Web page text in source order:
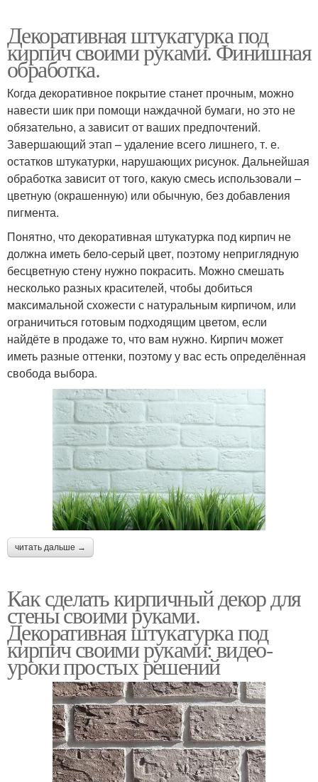
Декоративная штукатурка под
кирпич своими руками. Финишная
обработка.
Когда декоративное покрытие станет прочным, можно
навести шик при помощи наждачной бумаги, но это не
обязательно, а зависит от ваших предпочтений.
Завершающий этап – удаление всего лишнего, т. е.
остатков штукатурки, нарушающих рисунок. Дальнейшая
обработка зависит от того, какую смесь использовали –
цветную (окрашенную) или обычную, без добавления
пигмента.
Понятно, что декоративная штукатурка под кирпич не
должна иметь бело-серый цвет, поэтому неприглядную
бесцветную стену нужно покрасить. Можно смешать
несколько разных красителей, чтобы добиться
максимальной схожести с натуральным кирпичом, или
ограничиться готовым подходящим цветом, если
найдёте в продаже то, что вам нужно. Кирпич может
иметь разные оттенки, поэтому у вас есть определённая
свобода выбора.
читать дальше →
Как сделать кирпичный декор для
стены своими руками.
Декоративная штукатурка под
кирпич своими руками: видео-
уроки простых решений